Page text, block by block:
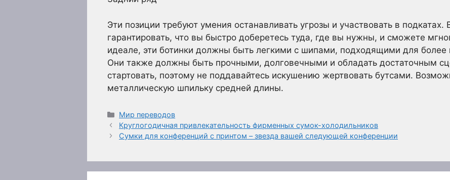
Эти позиции требуют умения останавливать угрозы и участвовать в
гарантировать, что вы быстро доберетесь туда, где вы нужны, и сможете
идеале, эти ботинки должны быть легкими с шипами, подходящими для более
Они также должны быть прочными, долговечными и обладать достаточным
стартовать, поэтому не поддавайтесь искушению жертвовать бутсами.
металлическую шпильку средней длины.
Рубрики
Мир переводов
Круглогодичная привлекательность фирменных сумок-холодильников
Сумки для конференций с принтом – звезда вашей следующей конференции